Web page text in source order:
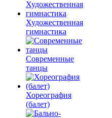
Художественная
гимнастика
Современные
танцы
Хореография
(балет)